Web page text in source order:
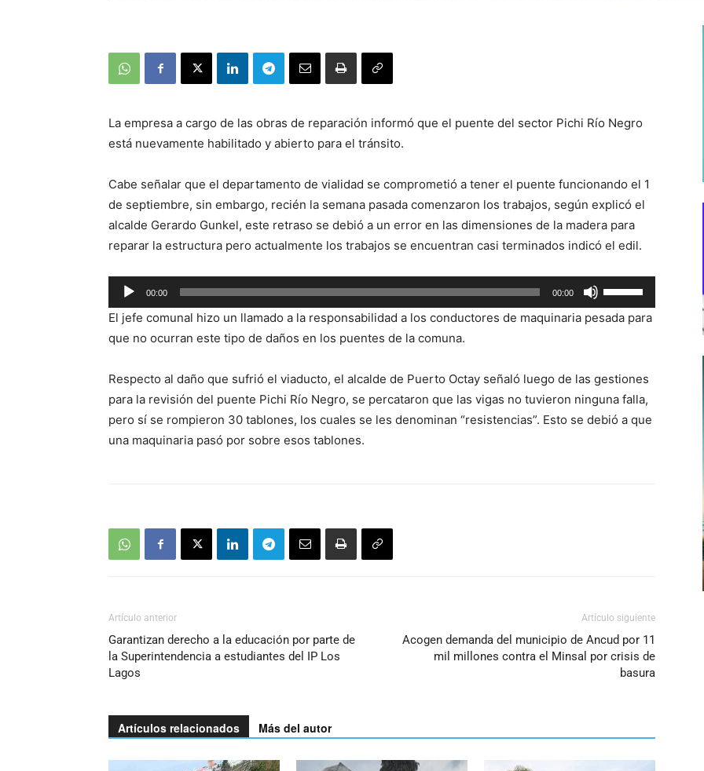
La empresa a cargo de las obras de reparación informó que el puente del sector Pichi Río Negro
está nuevamente habilitado y abierto para el tránsito.
Cabe señalar que el departamento de vialidad se comprometió a tener el puente funcionando el 1
de septiembre, sin embargo, recién la semana pasada comenzaron los trabajos, según explicó el
alcalde Gerardo Gunkel, este retraso se debió a un error en las dimensiones de la madera para
reparar la estructura pero actualmente los trabajos se encuentran casi terminados indicó el edil.
Reproductor
de
audio
00:00 00:00
las
teclas
arriba/abajo
para
aumentar
El jefe comunal hizo un llamado a la responsabilidad a los conductores de maquinaria pesada para
que no ocurran este tipo de daños en los puentes de la comuna.
Respecto al daño que sufrió el viaducto, el alcalde de Puerto Octay señaló luego de las gestiones
para la revisión del puente Pichi Río Negro, se percataron que las vigas no tuvieron ninguna falla,
pero sí se rompieron 30 tablones, los cuales se les denominan “resistencias”. Esto se debió a que
una maquinaria pasó por sobre esos tablones.
Artículo anterior
Garantizan derecho a la educación por parte de
la Superintendencia a estudiantes del IP Los
Lagos
Artículo siguiente
Acogen demanda del municipio de Ancud por 11
mil millones contra el Minsal por crisis de
basura
Artículos relacionados Más del autor